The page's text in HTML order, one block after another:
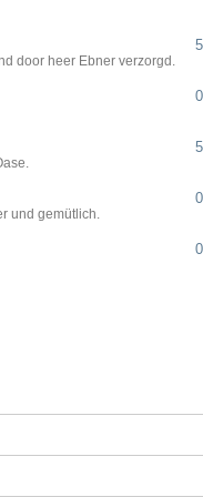
5
door heer Ebner verzorgd.
0
5
0
und gemütlich.
0